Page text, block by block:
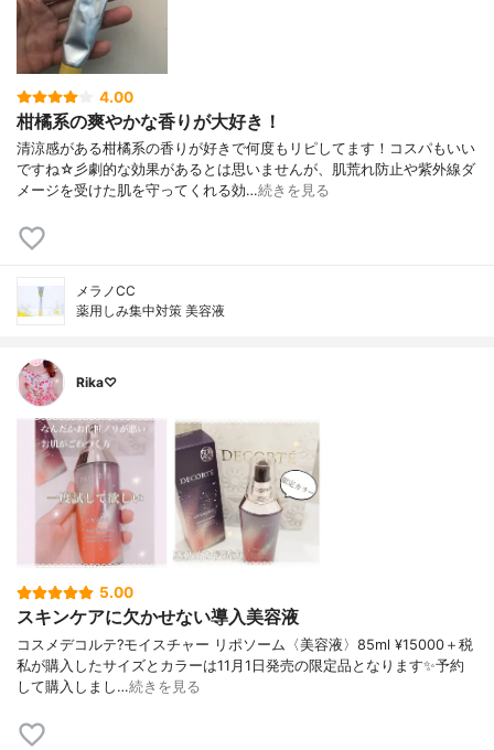
4.00
柑橘系の爽やかな香りが大好き！
清涼感がある柑橘系の香りが好きで何度もリピしてます！コスパもいい
ですね☆彡劇的な効果があるとは思いませんが、肌荒れ防止や紫外線ダ
メージを受けた肌を守ってくれる効…続きを見る
メラノCC
薬用しみ集中対策 美容液
Rika♡
5.00
スキンケアに欠かせない導入美容液
コスメデコルテ?モイスチャー リポソーム〈美容液〉85ml ¥15000＋税
私が購入したサイズとカラーは11月1日発売の限定品となります✨予約
して購入しまし…続きを見る